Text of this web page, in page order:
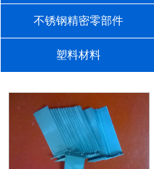
不锈钢精密零部件
塑料材料